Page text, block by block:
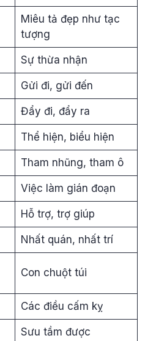
Miêu tả đẹp như tạc
tượng
Sự thừa nhận
Gửi đi, gửi đến
Đẩy đi, đẩy ra
Thể hiện, biểu hiện
Tham nhũng, tham ô
Việc làm gián đoạn
Hỗ trợ, trợ giúp
Nhất quán, nhất trí
Con chuột túi
Các điều cấm kỵ
Sưu tầm được